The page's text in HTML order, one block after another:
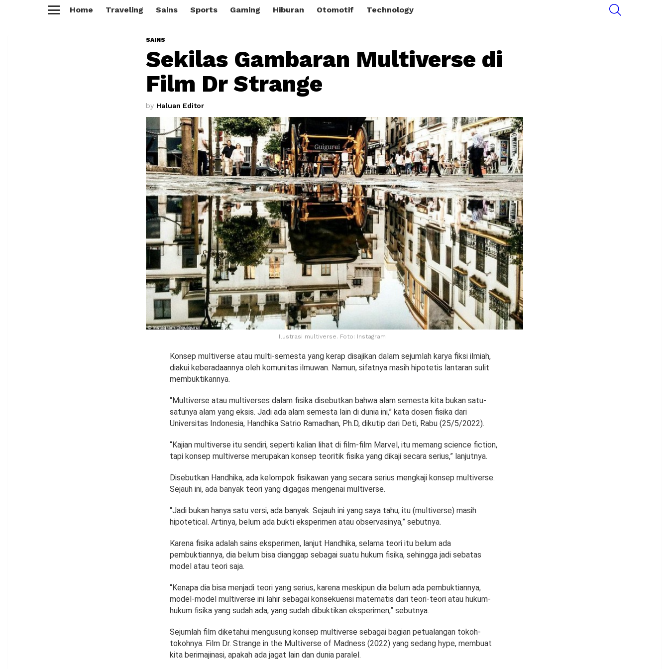
Home Traveling Sains Sports Gaming Hiburan Otomotif Technology
SAINS
Sekilas Gambaran Multiverse di
Film Dr Strange
by Haluan Editor
Ilustrasi multiverse. Foto: Instagram
Konsep multiverse atau multi-semesta yang kerap disajikan dalam sejumlah karya fiksi ilmiah,
diakui keberadaannya oleh komunitas ilmuwan. Namun, sifatnya masih hipotetis lantaran sulit
membuktikannya.
“Multiverse atau multiverses dalam fisika disebutkan bahwa alam semesta kita bukan satu-
satunya alam yang eksis. Jadi ada alam semesta lain di dunia ini,” kata dosen fisika dari
Universitas Indonesia, Handhika Satrio Ramadhan, Ph.D, dikutip dari Deti, Rabu (25/5/2022).
“Kajian multiverse itu sendiri, seperti kalian lihat di film-film Marvel, itu memang science fiction,
tapi konsep multiverse merupakan konsep teoritik fisika yang dikaji secara serius,” lanjutnya.
Disebutkan Handhika, ada kelompok fisikawan yang secara serius mengkaji konsep multiverse.
Sejauh ini, ada banyak teori yang digagas mengenai multiverse.
“Jadi bukan hanya satu versi, ada banyak. Sejauh ini yang saya tahu, itu (multiverse) masih
hipotetical. Artinya, belum ada bukti eksperimen atau observasinya,” sebutnya.
Karena fisika adalah sains eksperimen, lanjut Handhika, selama teori itu belum ada
pembuktiannya, dia belum bisa dianggap sebagai suatu hukum fisika, sehingga jadi sebatas
model atau teori saja.
“Kenapa dia bisa menjadi teori yang serius, karena meskipun dia belum ada pembuktiannya,
model-model multiverse ini lahir sebagai konsekuensi matematis dari teori-teori atau hukum-
hukum fisika yang sudah ada, yang sudah dibuktikan eksperimen,” sebutnya.
Sejumlah film diketahui mengusung konsep multiverse sebagai bagian petualangan tokoh-
tokohnya. Film Dr. Strange in the Multiverse of Madness (2022) yang sedang hype, membuat
kita berimajinasi, apakah ada jagat lain dan dunia paralel.